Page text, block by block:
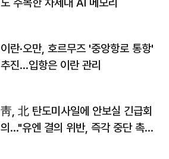
이란·오만, 호르무즈 '중앙항로 통항'
추진…입항은 이란 관리
靑, 北 탄도미사일에 안보실 긴급회
의…"유엔 결의 위반, 즉각 중단 촉